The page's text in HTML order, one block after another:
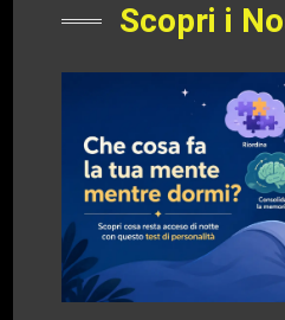
Scopri i